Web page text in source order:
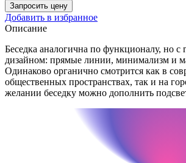
Запросить цену
Добавить в избранное
Описание
Беседка аналогична по функционалу, но с
дизайном: прямые линии, минимализм и
Одинаково органично смотрится как в
общественных пространствах, так и на
желании беседку можно дополнить